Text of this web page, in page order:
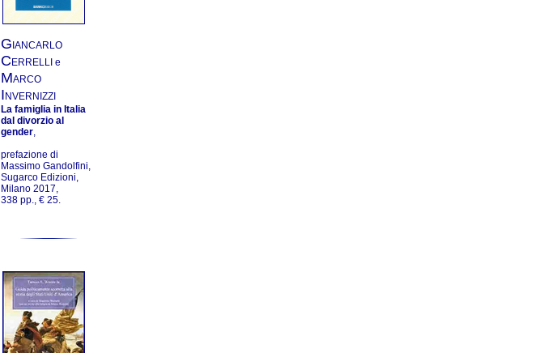
GIANCARLO
CERRELLI e
MARCO
INVERNIZZI
La famiglia in Italia
dal divorzio al
gender
prefazione di
Massimo Gandolfini,
Sugarco Edizioni,
Milano 2017,
338 pp., € 25.